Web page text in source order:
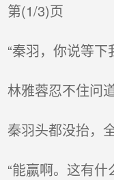
第(1/3)页
“秦羽，你说等下
林雅蓉忍不住问道
秦羽头都没抬，
“能赢啊。这有什